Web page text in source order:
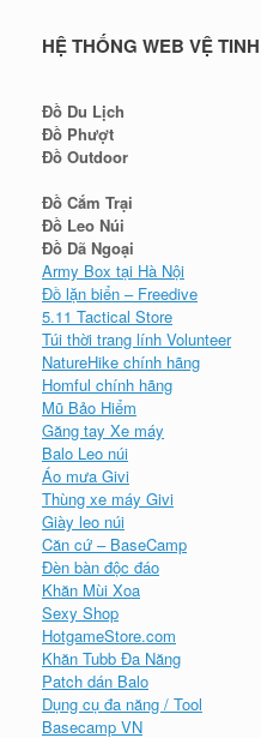
HỆ THỐNG WEB VỆ TINH
Đồ Du Lịch
Đồ Phượt
Đồ Outdoor
Đồ Cắm Trại
Đồ Leo Núi
Đồ Dã Ngoại
Army Box tại Hà Nội
Đồ lặn biển – Freedive
5.11 Tactical Store
Túi thời trang lính Volunteer
NatureHike chính hãng
Homful chính hãng
Mũ Bảo Hiểm
Găng tay Xe máy
Balo Leo núi
Áo mưa Givi
Thùng xe máy Givi
Giày leo núi
Căn cứ – BaseCamp
Đèn bàn độc đáo
Khăn Mùi Xoa
Sexy Shop
HotgameStore.com
Khăn Tubb Đa Năng
Patch dán Balo
Dụng cụ đa năng / Tool
Basecamp VN